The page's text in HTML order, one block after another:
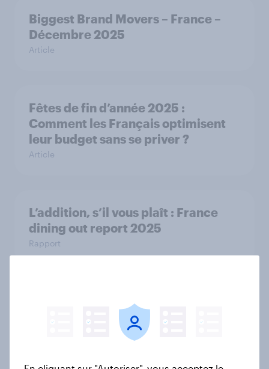
Biggest Brand Movers – France –
Décembre 2025
Article
Fêtes de fin d’année 2025 :
Comment les Français optimisent
leur budget sans se priver ?
Article
L’addition, s’il vous plaît : France
dining out report 2025​
Rapport
YouGov France Rankings Super et
Hypermarchés 2025